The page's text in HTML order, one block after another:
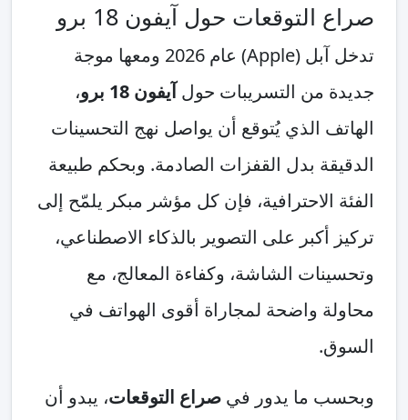
صراع التوقعات حول آيفون 18 برو
تدخل آبل (Apple) عام 2026 ومعها موجة
جديدة من التسريبات حول آيفون 18 برو
،
الهاتف الذي يُتوقع أن يواصل نهج التحسينات
الدقيقة بدل القفزات الصادمة. وبحكم طبيعة
الفئة الاحترافية، فإن كل مؤشر مبكر يلمّح إلى
تركيز أكبر على التصوير بالذكاء الاصطناعي،
وتحسينات الشاشة، وكفاءة المعالج، مع
محاولة واضحة لمجاراة أقوى الهواتف في
السوق.
وبحسب ما يدور في صراع التوقعات، يبدو أن